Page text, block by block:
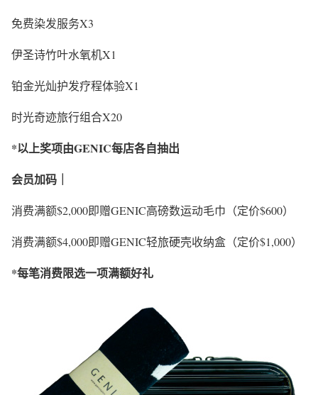
免费染发服务X3
伊圣诗竹叶水氧机X1
铂金光灿护发疗程体验X1
时光奇迹旅行组合X20
*以上奖项由GENIC每店各自抽出
会员加码｜
消费满额$2,000即赠GENIC高磅数运动毛巾（定价$600）
消费满额$4,000即赠GENIC轻旅硬壳收纳盒（定价$1,000）
*每笔消费限选一项满额好礼